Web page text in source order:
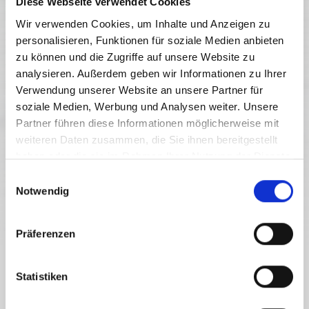
Wir verwenden Cookies, um Inhalte und Anzeigen zu
personalisieren, Funktionen für soziale Medien anbieten
zu können und die Zugriffe auf unsere Website zu
analysieren. Außerdem geben wir Informationen zu Ihrer
Verwendung unserer Website an unsere Partner für
soziale Medien, Werbung und Analysen weiter. Unsere
Partner führen diese Informationen möglicherweise mit
weiteren Daten zusammen, die Sie ihnen bereitgestellt
haben oder die sie im Rahmen Ihrer Nutzung der Dienste
Notwendig
Präferenzen
Statistiken
FEINSTER POWDER IM KÄRNTNER BACKCOUNTRY
ERLEBNIS TIEFSCHNEE AM NASSFELD